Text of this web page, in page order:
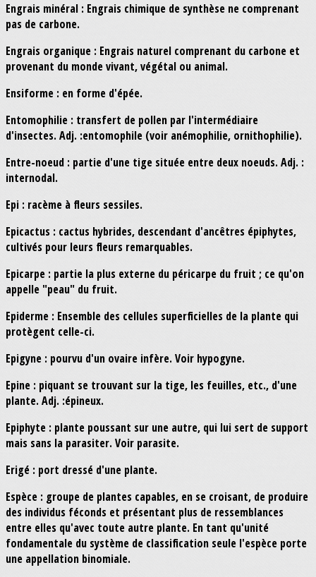
Engrais minéral : Engrais chimique de synthèse ne comprenant
pas de carbone.
Engrais organique : Engrais naturel comprenant du carbone et
provenant du monde vivant, végétal ou animal.
Ensiforme : en forme d'épée.
Entomophilie : transfert de pollen par l'intermédiaire
d'insectes. Adj. :entomophile (voir anémophilie, ornithophilie).
Entre-noeud : partie d'une tige située entre deux noeuds. Adj. :
internodal.
Epi : racème à fleurs sessiles.
Epicactus : cactus hybrides, descendant d'ancêtres épiphytes,
cultivés pour leurs fleurs remarquables.
Epicarpe : partie la plus externe du péricarpe du fruit ; ce qu'on
appelle "peau" du fruit.
Epiderme : Ensemble des cellules superficielles de la plante qui
protègent celle-ci.
Epigyne : pourvu d'un ovaire infère. Voir hypogyne.
Epine : piquant se trouvant sur la tige, les feuilles, etc., d'une
plante. Adj. :épineux.
Epiphyte : plante poussant sur une autre, qui lui sert de support
mais sans la parasiter. Voir parasite.
Erigé : port dressé d'une plante.
Espèce : groupe de plantes capables, en se croisant, de produire
des individus féconds et présentant plus de ressemblances
entre elles qu'avec toute autre plante. En tant qu'unité
fondamentale du système de classification seule l'espèce porte
une appellation binomiale.